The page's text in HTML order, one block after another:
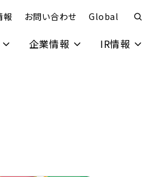
報 お問い合わせ Global
企業情報 IR情報